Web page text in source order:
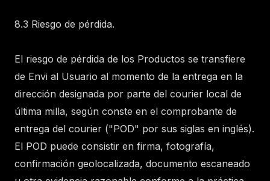
8.3 Riesgo de pérdida.
El riesgo de pérdida de los Productos se transfiere
de Envi al Usuario al momento de la entrega en la
dirección designada por parte del courier local de
última milla, según conste en el comprobante de
entrega del courier ("POD" por sus siglas en inglés).
El POD puede consistir en firma, fotografía,
confirmación geolocalizada, documento escaneado